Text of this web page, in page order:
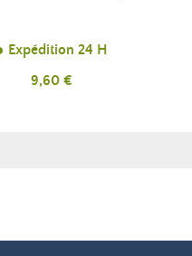
Expédition 24 H
Prix
9,60 €